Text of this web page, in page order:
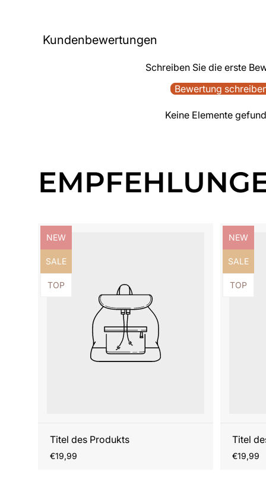
Kundenbewertungen
Schreiben Sie die erste
Bewertung
Keine Elemente
Produktbezeichnung:
NEW
Produktbezeichnung:
SALE
Produktbezeichnung:
TOP
Titel des Produkts
Regulärer
€19,99
NEW
SALE
TOP
Titel
Regulärer
€19,99